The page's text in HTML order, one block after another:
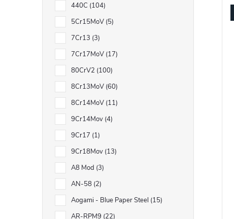
440C 104
5Cr15MoV 5
7Cr13 3
7Cr17MoV 17
80CrV2 100
8Cr13MoV 60
8Cr14MoV 11
9Cr14Mov 4
9Cr17 1
9Cr18Mov 13
A8 Mod 3
AN-58 2
Aogami - Blue Paper Steel 15
AR-RPM9 22